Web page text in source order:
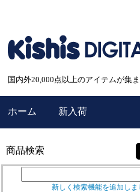
国内外20,000点以上のアイテムが集
ホーム 新入荷
商品検索
新しく検索機能を追加しま